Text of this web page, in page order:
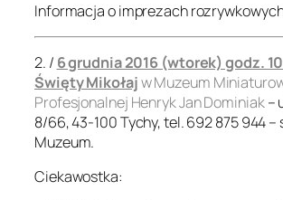
Informacja o imprezach
2. / 6 grudnia 2016 (wtorek) godz.
Święty Mikołajw Muzeum
Profesjonalnej Henryk Jan Dominiak–
8/66, 43-100 Tychy, tel. 692 875 944 –
Muzeum.
Ciekawostka: